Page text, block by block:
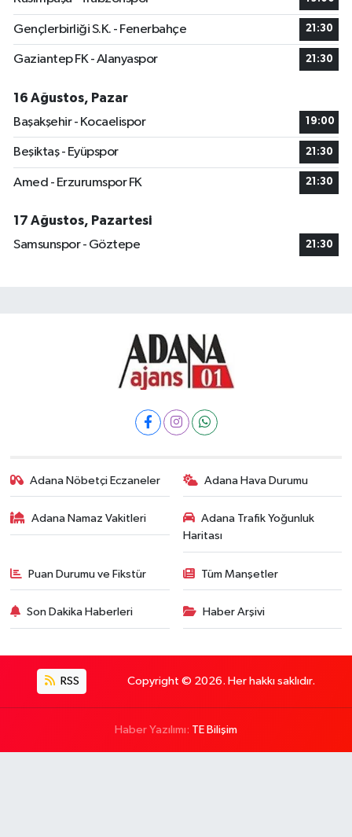
Gençlerbirliği S.K. - Fenerbahçe 21:30
Gaziantep FK - Alanyaspor 21:30
16 Ağustos, Pazar
Başakşehir - Kocaelispor
19:00
Beşiktaş - Eyüpspor 21:30
Amed - Erzurumspor FK 21:30
17 Ağustos, Pazartesi
Samsunspor - Göztepe
21:30
Adana Nöbetçi Eczaneler Adana Hava Durumu
Adana Namaz Vakitleri
Adana Trafik Yoğunluk
Haritası
Puan Durumu ve Fikstür Tüm Manşetler
Son Dakika Haberleri Haber Arşivi
RSS Copyright © 2026. Her hakkı saklıdır.
Haber Yazılımı: TE Bilişim